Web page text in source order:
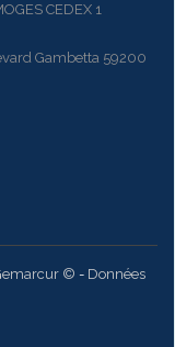
CEDEX 1
Gambetta 59200
© - Données